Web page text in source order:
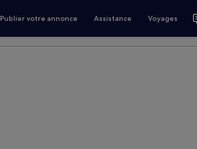
Publier votre annonce Assistance Voyages